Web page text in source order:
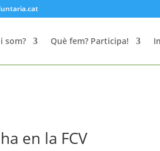
som? Què fem? Participa!
en la FCV